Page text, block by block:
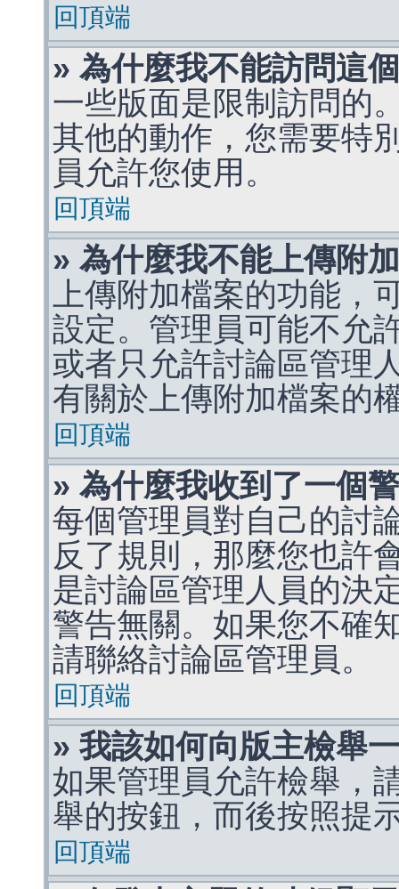
回頂端
» 為什麼我不能訪問這
一些版面是限制訪問的
其他的動作，您需要特
員允許您使用。
回頂端
» 為什麼我不能上傳附
上傳附加檔案的功能，
設定。管理員可能不允
或者只允許討論區管理
有關於上傳附加檔案的
回頂端
» 為什麼我收到了一個
每個管理員對自己的討
反了規則，那麼您也許
是討論區管理人員的決
警告無關。如果您不確
請聯絡討論區管理員。
回頂端
» 我該如何向版主檢舉
如果管理員允許檢舉，
舉的按鈕，而後按照提
回頂端